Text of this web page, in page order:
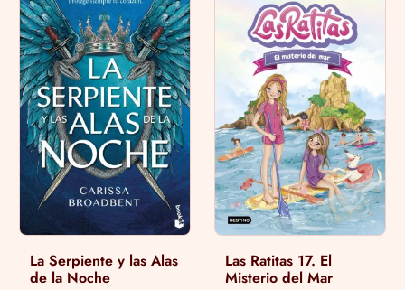
La Serpiente y las Alas
de la Noche
Las Ratitas 17. El
Misterio del Mar